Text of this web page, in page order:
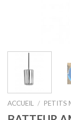
ACCUEIL / PETITS